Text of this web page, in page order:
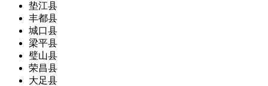
垫江县
丰都县
城口县
梁平县
璧山县
荣昌县
大足县